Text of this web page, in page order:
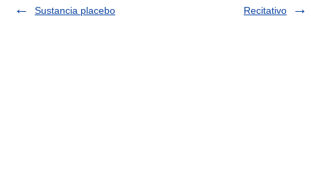
Sustancia placebo
Recitativo